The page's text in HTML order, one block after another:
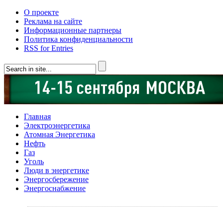
О проекте
Реклама на сайте
Информационные партнеры
Политика конфиденциальности
RSS for Entries
Главная
Электроэнергетика
Атомная Энергетика
Нефть
Газ
Уголь
Люди в энергетике
Энергосбережение
Энергоснабжение